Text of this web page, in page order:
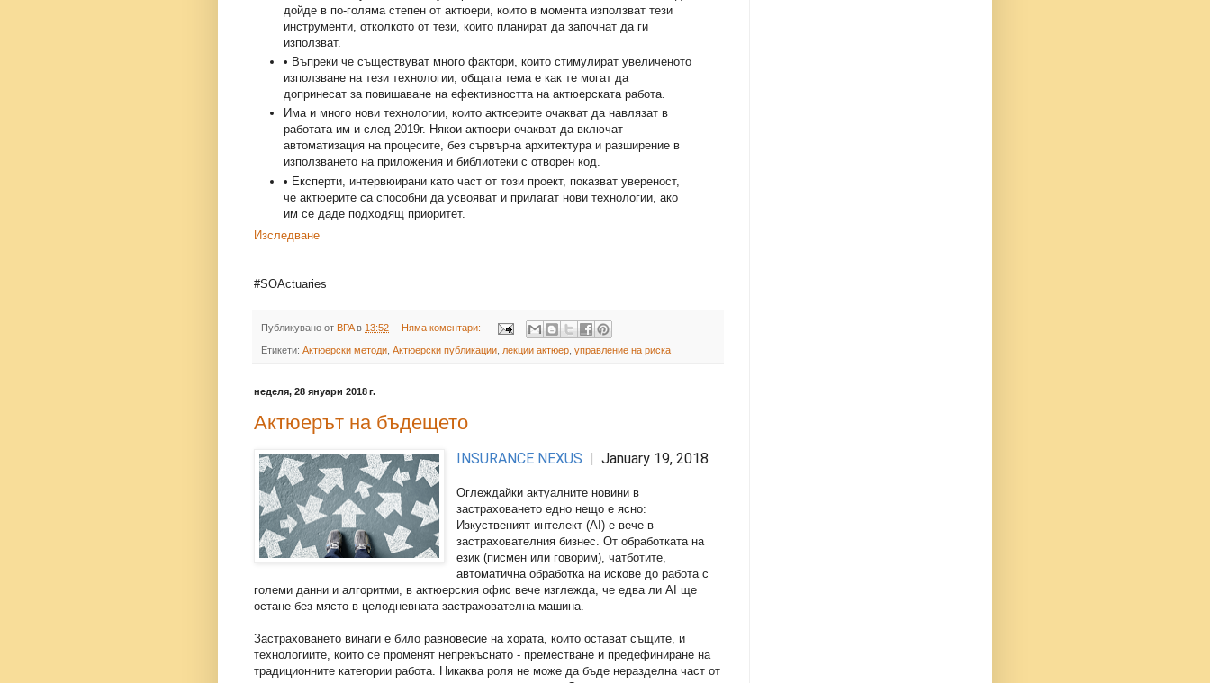
дойде в по-голяма степен от актюери, които в момента използват тези
инструменти, отколкото от тези, които планират да започнат да ги
използват.
• Въпреки че съществуват много фактори, които стимулират увеличеното
използване на тези технологии, общата тема е как те могат да
допринесат за повишаване на ефективността на актюерската работа.
Има и много нови технологии, които актюерите очакват да навлязат в
работата им и след 2019г. Някои актюери очакват да включат
автоматизация на процесите, без сървърна архитектура и разширение в
използването на приложения и библиотеки с отворен код.
• Експерти, интервюирани като част от този проект, показват увереност,
че актюерите са способни да усвояват и прилагат нови технологии, ако
им се даде подходящ приоритет.
Изследване
#SOActuaries
Публикувано от BPA в 13:52 Няма коментари:
Етикети: Актюерски методи Актюерски публикации лекции актюер управление на риска
неделя, 28 януари 2018 г.
Актюерът на бъдещето
INSURANCE NEXUS |January 19, 2018
Оглеждайки актуалните новини в
застраховането едно нещо е ясно:
Изкуственият интелект (AI) е вече в
застрахователния бизнес. От обработката на
език (писмен или говорим), чатботите,
автоматична обработка на искове до работа с
големи данни и алгоритми, в актюерския офис вече изглежда, че едва ли AI ще
остане без място в целодневната застрахователна машина.
Застраховането винаги е било равновесие на хората, които остават същите, и
технологиите, които се променят непрекъснато - преместване и предефиниране на
традиционните категории работа. Никаква роля не може да бъде неразделна част от